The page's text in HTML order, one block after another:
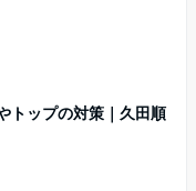
トップの対策｜久田順